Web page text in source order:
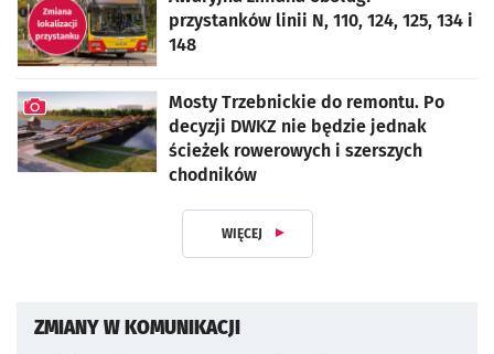
ZMIANY W KOMUNIKACJI
przystanków linii N, 110, 124, 125, 134 i
148
Mosty Trzebnickie do remontu. Po
decyzji DWKZ nie będzie jednak
ścieżek rowerowych i szerszych
chodników
WIĘCEJ Z DZIAŁU KOMUNIKACJA